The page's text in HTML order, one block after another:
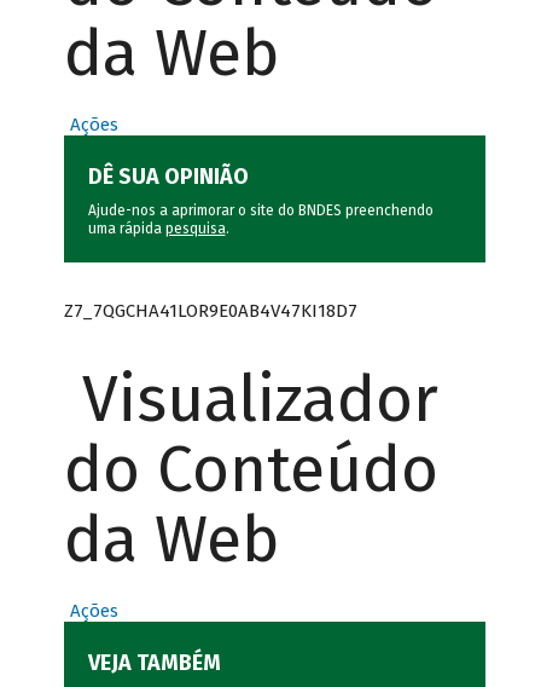
da Web
Ações
DÊ SUA OPINIÃO
Ajude-nos a aprimorar o site do BNDES preenchendo
uma rápida pesquisa.
Z7_7QGCHA41LOR9E0AB4V47KI18D7
Visualizador
do Conteúdo
da Web
Ações
VEJA TAMBÉM